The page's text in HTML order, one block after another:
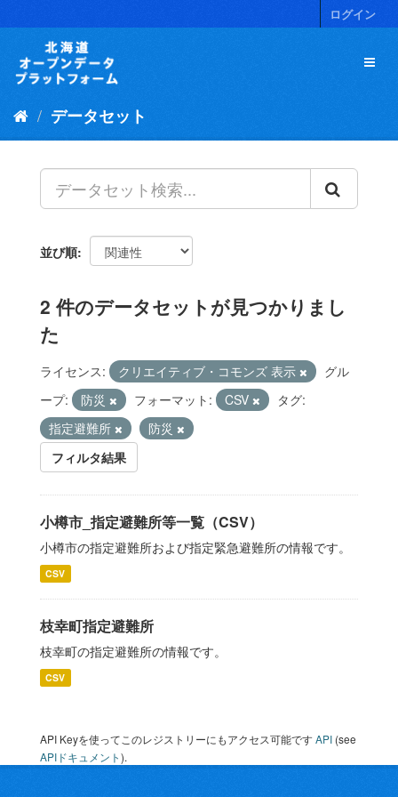
キ
ログイン
データセット
並び順
2 件のデータセットが見つかりまし
た
ライセンス: クリエイティブ・コモンズ 表示
グル
ープ:
防災 フォーマット: CSV
タグ:
指定避難所
防災
フィルタ結果
小樽市_指定避難所等一覧（CSV）
小樽市の指定避難所および指定緊急避難所の情報です。
CSV
枝幸町指定避難所
枝幸町の指定避難所の情報です。
CSV
API Keyを使ってこのレジストリーにもアクセス可能ですAPI (see
APIドキュメント).